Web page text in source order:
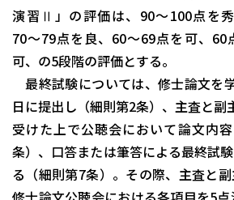
演習Ⅱ」の評価は、90〜100点を秀
70〜79点を良、60〜69点を可、60
可、の5段階の評価とする。
最終試験については、修士論文を
日に提出し（細則第2条）、主査と副
受けた上で公聴会において論文内
条）、口答または筆答による最終試
る（細則第7条）。その際、主査と副